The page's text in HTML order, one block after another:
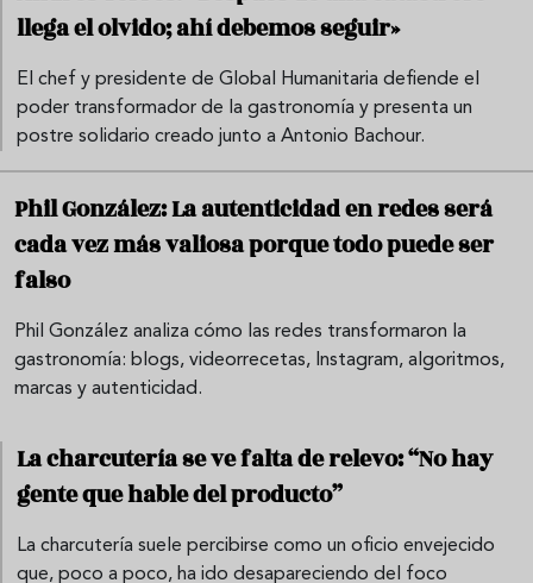
llega el olvido; ahí debemos seguir»
El chef y presidente de Global Humanitaria defiende el
poder transformador de la gastronomía y presenta un
postre solidario creado junto a Antonio Bachour.
Phil González: La autenticidad en redes será
cada vez más valiosa porque todo puede ser
falso
Phil González analiza cómo las redes transformaron la
gastronomía: blogs, videorrecetas, Instagram, algoritmos,
marcas y autenticidad.
La charcutería se ve falta de relevo: “No hay
gente que hable del producto”
La charcutería suele percibirse como un oficio envejecido
que, poco a poco, ha ido desapareciendo del foco